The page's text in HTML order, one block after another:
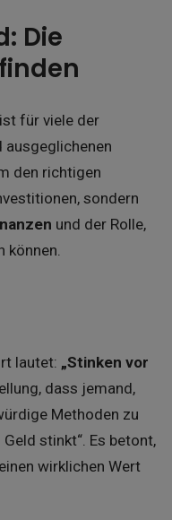
Die
ist für viele der
ausgeglichenen
den richtigen
sondern
und der Rolle,
können.
lautet: „Stinken vor
dass jemand,
Methoden zu
stinkt“. Es betont,
wirklichen Wert